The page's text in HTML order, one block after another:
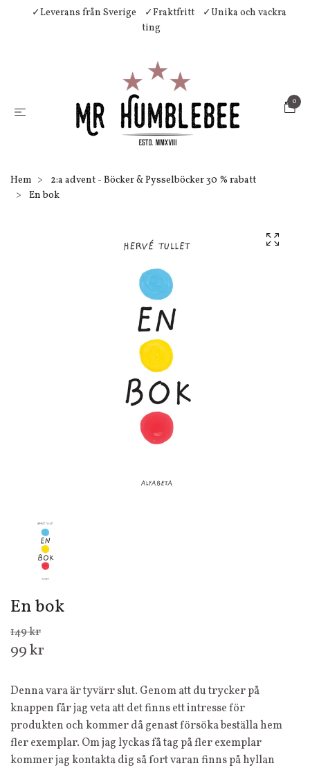
✓Leverans från Sverige ✓Fraktfritt
✓Unika och vackra
ting
0
Hem
2:a advent - Böcker & Pysselböcker 30 % rabatt
En bok
En bok
149 kr
99 kr
Denna vara är tyvärr slut. Genom att du trycker på
knappen får jag veta att det finns ett intresse för
produkten och kommer då genast försöka beställa hem
fler exemplar. Om jag lyckas få tag på fler exemplar
kommer jag kontakta dig så fort varan finns på hyllan